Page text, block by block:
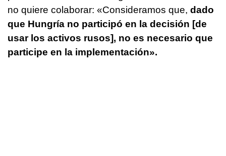
no quiere colaborar: «Consideramos que, dado
que Hungría no participó en la decisión [de
usar los activos rusos], no es necesario que
participe en la implementación».